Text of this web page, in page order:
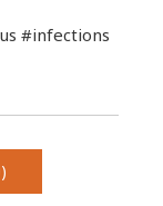
#infections